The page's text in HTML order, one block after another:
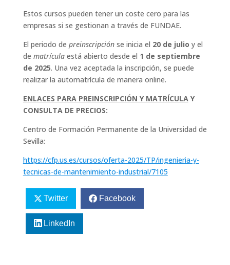
Estos cursos pueden tener un coste cero para las
empresas si se gestionan a través de FUNDAE.
El periodo de preinscripciónse inicia el 20 de julio y el
de matrículaestá abierto desde el 1 de septiembre
de 2025. Una vez aceptada la inscripción, se puede
realizar la automatrícula de manera online.
ENLACES PARA PREINSCRIPCIÓN Y MATRÍCULA Y
CONSULTA DE PRECIOS:
Centro de Formación Permanente de la Universidad de
Sevilla:
https://cfp.us.es/cursos/oferta-2025/TP/ingenieria-y-
tecnicas-de-mantenimiento-industrial/7105
Twitter Facebook
LinkedIn